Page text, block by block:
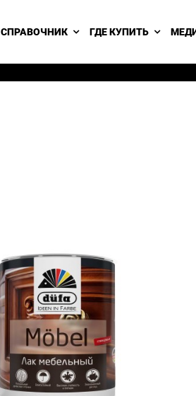
СПРАВОЧНИК ГДЕ КУПИТЬ